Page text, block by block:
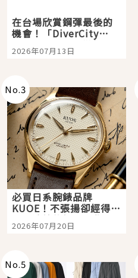
在台場欣賞鋼彈最後的
機會！「DiverCity
Tokyo Plaza」搭船、
購物、美食及夜景，一
2026年07月13日
No.3
必買日系腕錶品牌
KUOE！不張揚卻經得起
時間洗鍊的經典之作五
選
2026年07月20日
No.5